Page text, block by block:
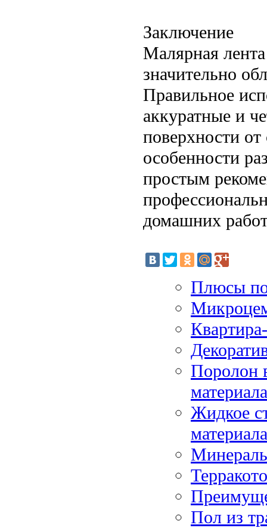
Заключение
Малярная
значительно
Правильное
аккуратные и
поверхности
особенности
простым
домашних
Плюсы
Поролон
материала
Жидкое
материала
Пол из